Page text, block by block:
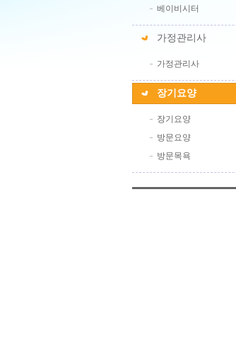
베이비시터
가정관리사
가정관리사
장기요양
장기요양
방문요양
방문목욕